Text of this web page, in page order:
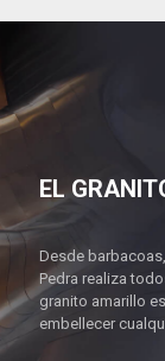
EL
Desde
Pedra realiza
granito amarillo
embellecer